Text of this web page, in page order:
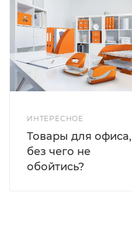
ИНТЕРЕСНОЕ
Товары для офиса,
без чего не
обойтись?